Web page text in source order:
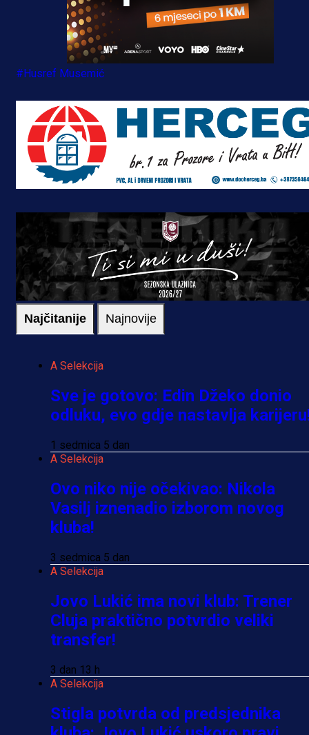
#Husref Musemić
Najčitanije Najnovije
A Selekcija
Sve je gotovo: Edin Džeko donio
odluku, evo gdje nastavlja
1 sedmica 5 dan
A Selekcija
Ovo niko nije očekivao: Nikola
Vasilj iznenadio izborom novog
kluba!
3 sedmica 5 dan
A Selekcija
Jovo Lukić ima novi klub: Trener
Cluja praktično potvrdio veliki
transfer!
3 dan 13 h
A Selekcija
Stigla potvrda od predsjednika